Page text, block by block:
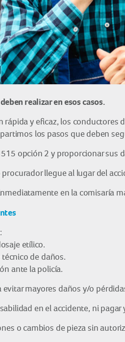
realizar en esos casos.
rápida y eficaz, los
los pasos que deben
opción 2 y proporcionar sus
llegue al lugar del
en la comisaría
etílico.
de daños.
ante la policía.
evitar mayores daños y/o
en el accidente, ni
o cambios de pieza sin